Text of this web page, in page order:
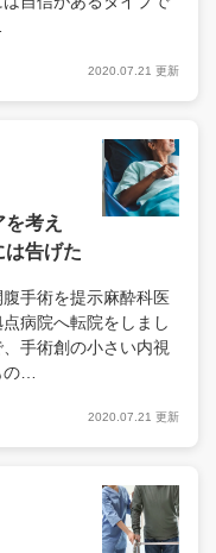
2020.07.21 更新
考え
は告げた
手術を提示麻酔科医
病院へ転院をしまし
手術創の小さい内視
…
2020.07.21 更新